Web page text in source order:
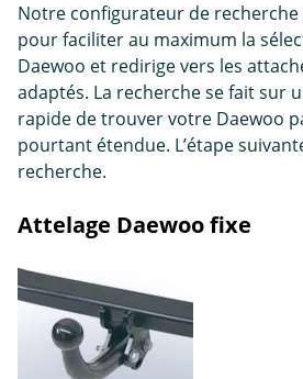
Notre configurateur de recherche
pour faciliter au maximum la
Daewoo et redirige vers les
adaptés. La recherche se fait sur
rapide de trouver votre Daewoo
pourtant étendue. L’étape
recherche.
Attelage Daewoo fixe